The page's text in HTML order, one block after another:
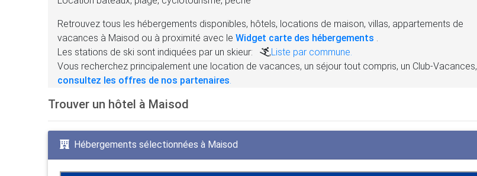
Retrouvez tous les hébergements disponibles, hôtels, locations de maison, villas, appartements de
vacances à Maisod ou à proximité avec le Widget carte des hébergements
Les stations de ski sont indiquées par un skieur:
,Liste par commune.
Vous recherchez principalement une location de vacances, un séjour tout compris, un Club-Vacances,
consultez les offres de nos partenaires
Trouver un hôtel à Maisod
Hébergements sélectionnées à Maisod